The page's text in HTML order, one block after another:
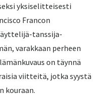
yksiselitteisesti
Francon
tanssija-
varakkaan perheen
on täynnä
viitteitä, jotka syystä
kouraan.